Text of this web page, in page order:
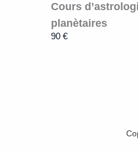
Cours
planètaires
90 €